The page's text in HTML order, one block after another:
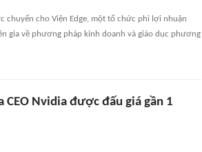
chuyển cho Viện Edge, một tổ chức phi lợi nhuận
gia về phương pháp kinh doanh và giáo dục phương
Nvidia được đấu giá gần 1